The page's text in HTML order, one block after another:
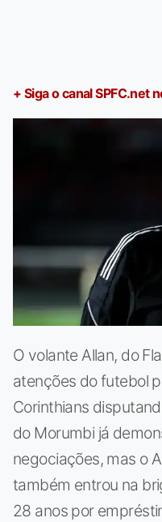
+ Siga o canal SPFC.net
O volante Allan, do
atenções do futebol
Corinthians
do Morumbi já
negociações, mas o
também entrou na
28 anos por